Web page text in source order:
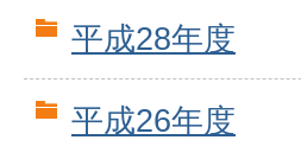
平成28年度
平成26年度